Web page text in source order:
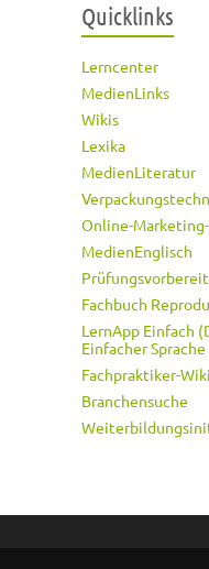
Quicklinks
Lerncenter
MedienLinks
Wikis
Lexika
MedienLiteratur
Online-
MedienEnglisch
Fachbuch
LernApp Einfach
Einfacher Sprache
Fachpraktiker-Wiki
Branchensuche